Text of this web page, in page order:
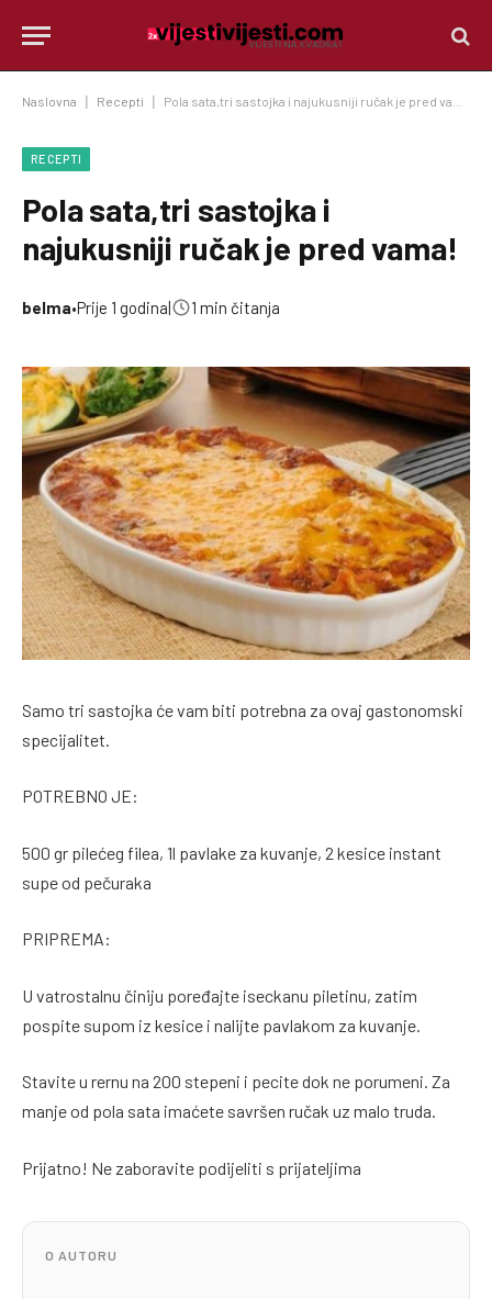
Naslovna Recepti Pola sata,tri sastojka i najukusniji ručak je pred vama!
RECEPTI
Pola sata,tri sastojka i
najukusniji ručak je pred vama!
belma•Prije 1 godina| 1 min čitanja
Samo tri sastojka će vam biti potrebna za ovaj gastonomski
specijalitet.
POTREBNO JE:
500 gr pilećeg filea, 1l pavlake za kuvanje, 2 kesice instant
supe od pečuraka
PRIPREMA:
U vatrostalnu činiju poređajte iseckanu piletinu, zatim
pospite supom iz kesice i nalijte pavlakom za kuvanje.
Stavite u rernu na 200 stepeni i pecite dok ne porumeni. Za
manje od pola sata imaćete savršen ručak uz malo truda.
Prijatno! Ne zaboravite podijeliti s prijateljima
O AUTORU